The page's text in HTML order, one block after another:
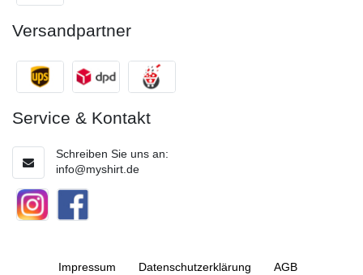
Versandpartner
Service & Kontakt
Schreiben Sie uns an:
info@myshirt.de
Impressum Daten­schutz­erklärung AGB